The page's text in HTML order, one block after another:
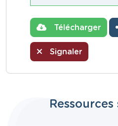
Télécharger
Signaler